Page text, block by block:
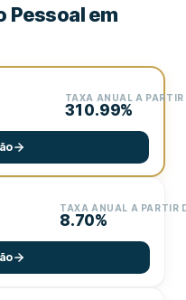
Pessoal em
TAXA ANUAL A PARTIR
310.99%
TAXA ANUAL A PARTIR
8.70%